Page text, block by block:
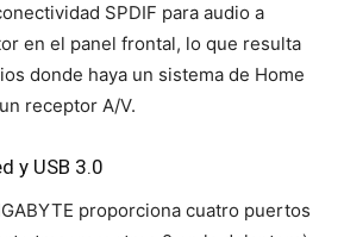
SPDIF para audio a
en el panel frontal, lo que resulta
donde haya un sistema de Home
receptor A/V.
y USB 3.0
proporciona cuatro puertos